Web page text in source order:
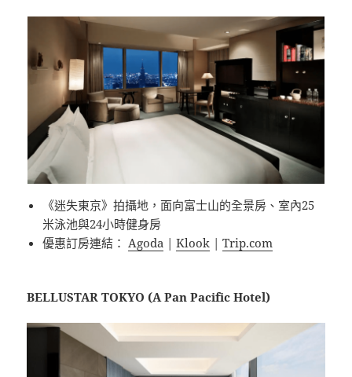
《迷失東京》拍攝地，面向富士山的全景房、室內25
米泳池與24小時健身房
優惠訂房連結：Agoda |Klook |Trip.com
BELLUSTAR TOKYO (A Pan Pacific Hotel)